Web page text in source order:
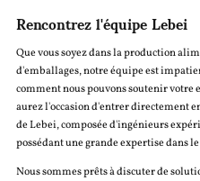
Rencontrez l'équipe Lebei
Que vous soyez dans la production
d'emballages, notre équipe est
comment nous pouvons soutenir votre
aurez l'occasion d'entrer directement
de Lebei, composée d'ingénieurs
possédant une grande expertise dans
Nous sommes prêts à discuter de